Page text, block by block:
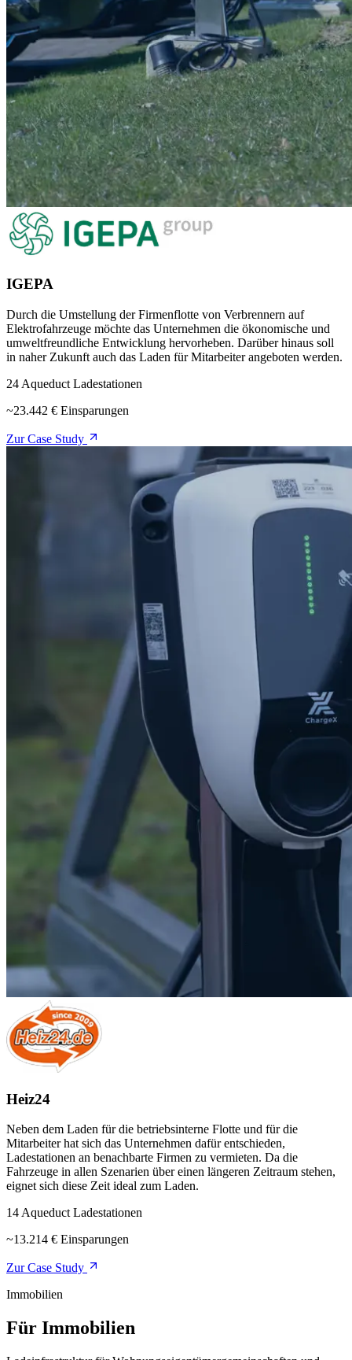
IGEPA
Durch die Umstellung der Firmenflotte von Verbrennern auf
Elektrofahrzeuge möchte das Unternehmen die ökonomische und
umweltfreundliche Entwicklung hervorheben. Darüber hinaus soll
in naher Zukunft auch das Laden für Mitarbeiter angeboten werden.
24 Aqueduct Ladestationen
~23.442 € Einsparungen
Zur Case Study
Heiz24
Neben dem Laden für die betriebsinterne Flotte und für die
Mitarbeiter hat sich das Unternehmen dafür entschieden,
Ladestationen an benachbarte Firmen zu vermieten. Da die
Fahrzeuge in allen Szenarien über einen längeren Zeitraum stehen,
eignet sich diese Zeit ideal zum Laden.
14 Aqueduct Ladestationen
~13.214 € Einsparungen
Zur Case Study
Immobilien
Für Immobilien